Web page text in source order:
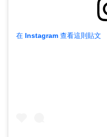
在 Instagram 查看這則貼文